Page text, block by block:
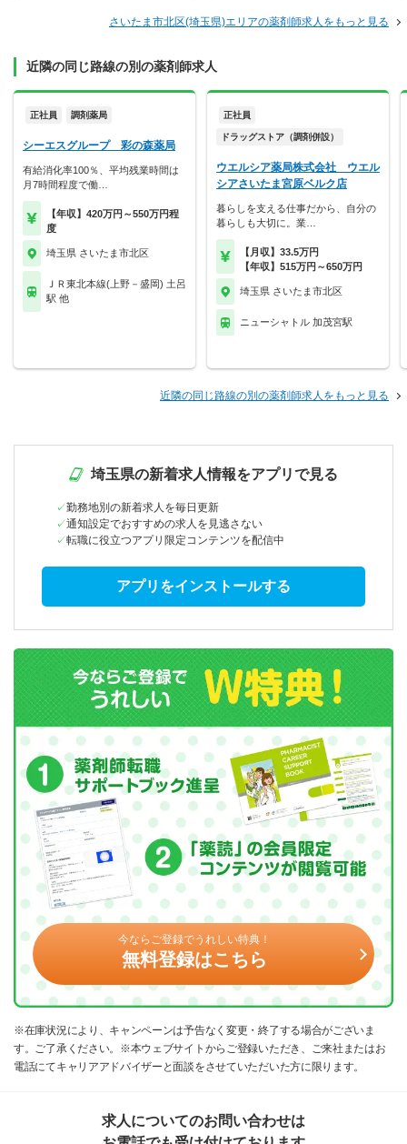
さいたま市北区(埼玉県)エリアの薬剤師求人をもっと見る
近隣の同じ路線の別の薬剤師求人
正社員 調剤薬局
シーエスグループ 彩の森薬局
有給消化率100％、平均残業時間は
月7時間程度で働…
【年収】420万円～550万円程
度
埼玉県 さいたま市北区
ＪＲ東北本線(上野－盛岡) 土呂
駅 他
正社員
ドラッグストア（調剤併設）
ウエルシア薬局株式会社 ウエル
シアさいたま宮原ベルク店
暮らしを支える仕事だから、自分の
暮らしも大切に。業…
【月収】33.5万円
【年収】515万円～650万円
埼玉県 さいたま市北区
ニューシャトル 加茂宮駅
近隣の同じ路線の別の薬剤師求人をもっと見る
埼玉県の新着求人情報をアプリで見る
勤務地別の新着求人を毎日更新
通知設定でおすすめの求人を見逃さない
転職に役立つアプリ限定コンテンツを配信中
アプリをインストールする
今ならご登録でうれしい特典！
無料登録はこちら
※在庫状況により、キャンペーンは予告なく変更・終了する場合がございま
す。ご了承ください。※本ウェブサイトからご登録いただき、ご来社またはお
電話にてキャリアアドバイザーと面談をさせていただいた方に限ります。
求人についてのお問い合わせは